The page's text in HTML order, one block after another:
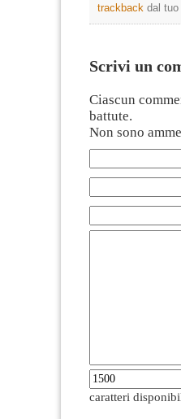
trackback dal tuo
Scrivi un
Ciascun
battute.
Non sono
caratteri